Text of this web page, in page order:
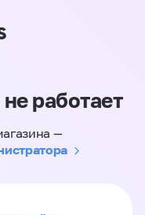
работает
—